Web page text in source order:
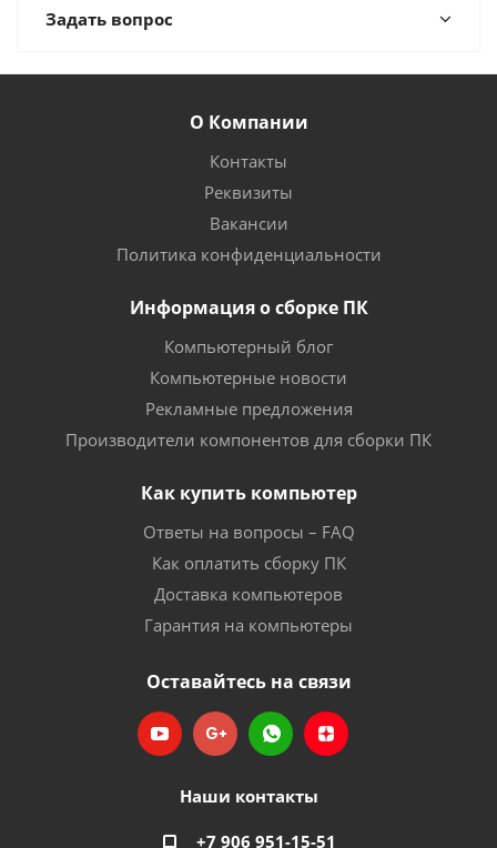
Задать вопрос
О Компании
Контакты
Реквизиты
Вакансии
Политика конфиденциальности
Информация о сборке ПК
Компьютерный блог
Компьютерные новости
Рекламные предложения
Производители компонентов для сборки ПК
Как купить компьютер
Ответы на вопросы – FAQ
Как оплатить сборку ПК
Доставка компьютеров
Гарантия на компьютеры
Оставайтесь на связи
Наши контакты
+7 906 951-15-51